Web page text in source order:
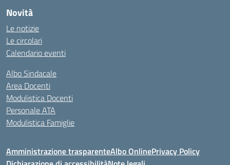
Novità
Le notizie
Le circolari
Calendario eventi
Albo Sindacale
Area Docenti
Modulistica Docenti
Personale ATA
Modulistica Famiglie
Amministrazione trasparenteAlbo OnlinePrivacy Policy